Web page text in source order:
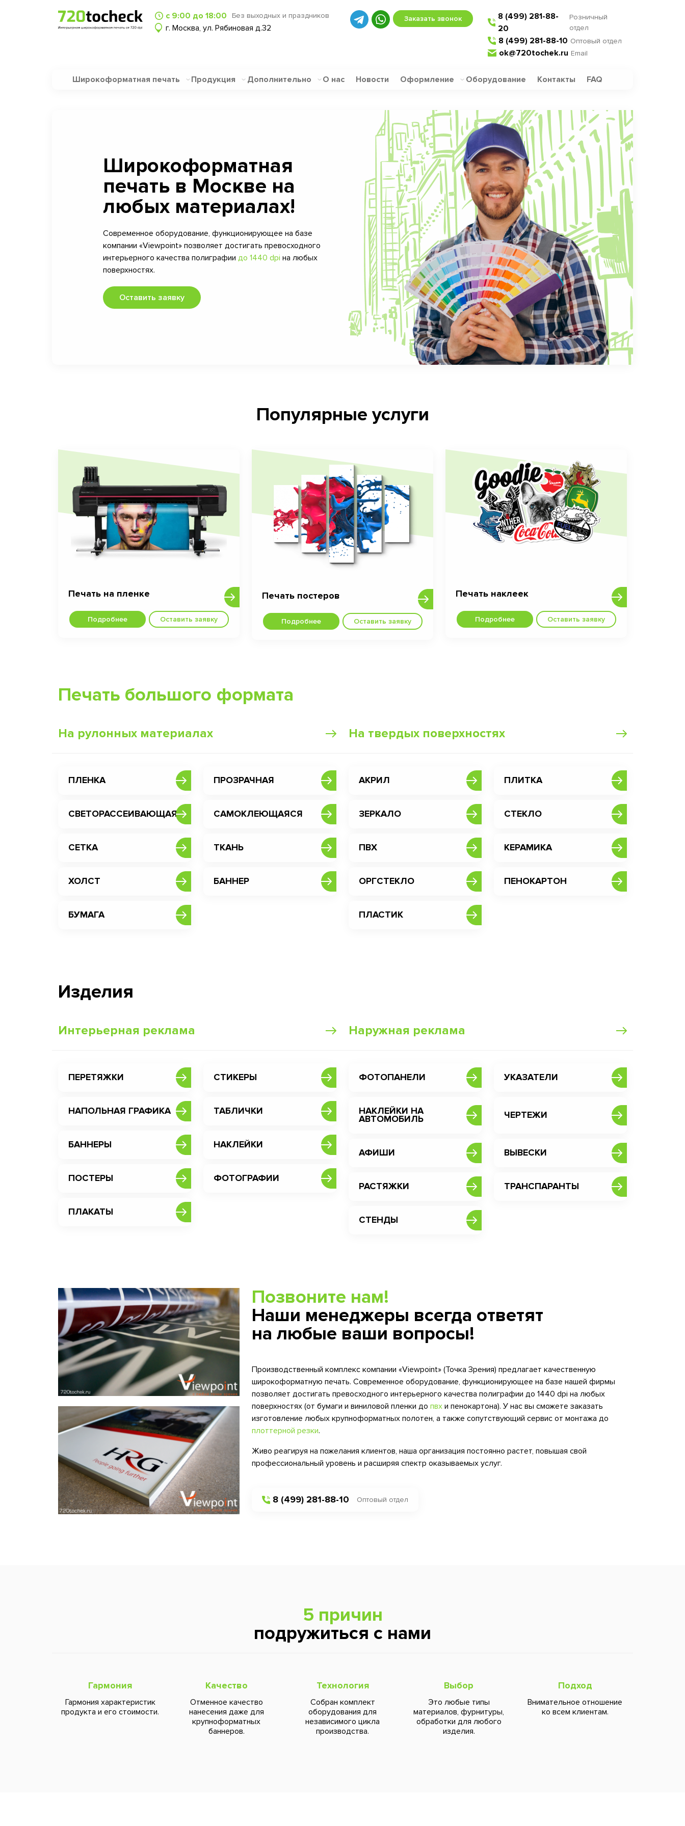
с 9:00 до 18:00 Без выходных и праздников
г. Москва, ул. Рябиновая д.32
Заказать звонок
8 (499) 281-88-
20
Розничный
отдел
8 (499) 281-88-10 Оптовый отдел
ok@720tochek.ru Email
Широкоформатная печать Продукция Дополнительно О нас Новости Оформление Оборудование Контакты FAQ
Широкоформатная
печать в Москве на
любых материалах!
Современное оборудование, функционирующее на базе
компании «Viewpoint» позволяет достигать превосходного
интерьерного качества полиграфии до 1440 dpi на любых
поверхностях.
Оставить заявку
Популярные услуги
Печать на пленке
Подробнее Оставить заявку
Печать постеров
Подробнее Оставить заявку
Печать наклеек
Подробнее Оставить заявку
Печать большого формата
На рулонных материалах
ПЛЕНКА ПРОЗРАЧНАЯ
СВЕТОРАССЕИВАЮЩАЯ САМОКЛЕЮЩАЯСЯ
СЕТКА ТКАНЬ
ХОЛСТ БАННЕР
БУМАГА
На твердых поверхностях
АКРИЛ ПЛИТКА
ЗЕРКАЛО СТЕКЛО
ПВХ КЕРАМИКА
ОРГСТЕКЛО ПЕНОКАРТОН
ПЛАСТИК
Изделия
Интерьерная реклама
ПЕРЕТЯЖКИ СТИКЕРЫ
НАПОЛЬНАЯ ГРАФИКА ТАБЛИЧКИ
БАННЕРЫ НАКЛЕЙКИ
ПОСТЕРЫ ФОТОГРАФИИ
ПЛАКАТЫ
Наружная реклама
ФОТОПАНЕЛИ УКАЗАТЕЛИ
НАКЛЕЙКИ НА
АВТОМОБИЛЬ ЧЕРТЕЖИ
АФИШИ ВЫВЕСКИ
РАСТЯЖКИ ТРАНСПАРАНТЫ
СТЕНДЫ
Позвоните нам!
Наши менеджеры всегда ответят
на любые ваши вопросы!
Производственный комплекс компании «Viewpoint» (Точка Зрения) предлагает качественную
широкоформатную печать. Современное оборудование, функционирующее на базе нашей фирмы
позволяет достигать превосходного интерьерного качества полиграфии до 1440 dpi на любых
поверхностях (от бумаги и виниловой пленки до пвх и пенокартона). У нас вы сможете заказать
изготовление любых крупноформатных полотен, а также сопутствующий сервис от монтажа до
плоттерной резки.
Живо реагируя на пожелания клиентов, наша организация постоянно растет, повышая свой
профессиональный уровень и расширяя спектр оказываемых услуг.
8 (499) 281-88-10 Оптовый отдел
5 причин
подружиться с нами
Гармония
Гармония характеристик
продукта и его стоимости.
Качество
Отменное качество
нанесения даже для
крупноформатных
баннеров.
Технология
Собран комплект
оборудования для
независимого цикла
производства.
Выбор
Это любые типы
материалов, фурнитуры,
обработки для любого
изделия.
Подход
Внимательное отношение
ко всем клиентам.